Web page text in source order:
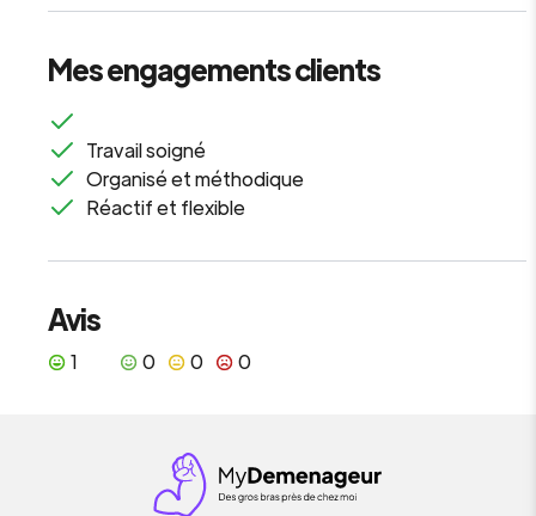
Mes engagements clients
Travail soigné
Organisé et méthodique
Réactif et flexible
Avis
1 0 0 0